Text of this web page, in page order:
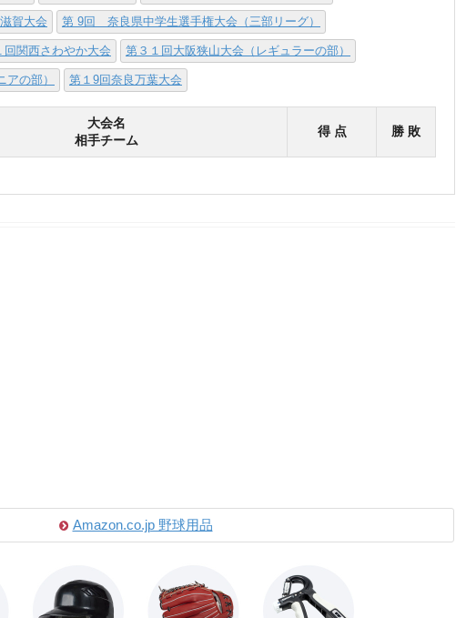
賀大会 第 9回 奈良県中学生選手権大会（三部リーグ）
回関西さわやか大会 第３１回大阪狭山大会（レギュラーの部）
の部） 第１9回奈良万葉大会
大会名
相手チーム
得 点 勝 敗
Amazon.co.jp 野球用品